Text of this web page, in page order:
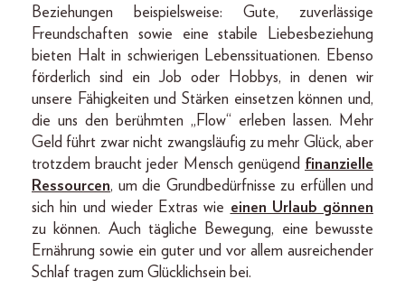
Beziehungen beispielsweise: Gute, zuverlässige
Freundschaften sowie eine stabile Liebesbeziehung
bieten Halt in schwierigen Lebenssituationen. Ebenso
förderlich sind ein Job oder Hobbys, in denen wir
unsere Fähigkeiten und Stärken einsetzen können und,
die uns den berühmten „Flow“ erleben lassen. Mehr
Geld führt zwar nicht zwangsläufig zu mehr Glück, aber
trotzdem braucht jeder Mensch genügend finanzielle
Ressourcen, um die Grundbedürfnisse zu erfüllen und
sich hin und wieder Extras wie einen Urlaub gönnen
zu können. Auch tägliche Bewegung, eine bewusste
Ernährung sowie ein guter und vor allem ausreichender
Schlaf tragen zum Glücklichsein bei.